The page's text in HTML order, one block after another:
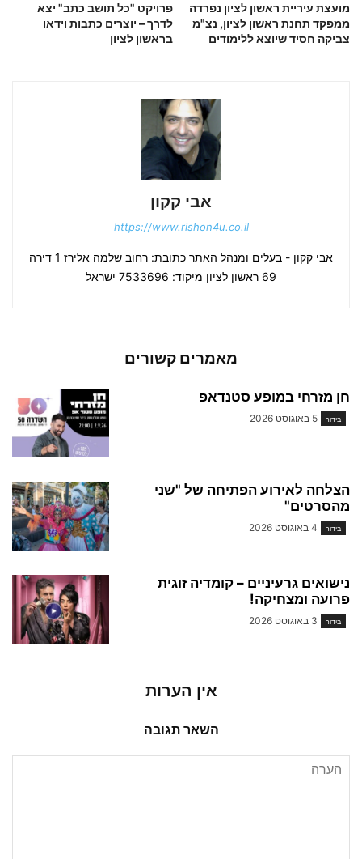
פרויקט "כל תושב כתב" יצא
לדרך – יוצרים כתבות וידאו
בראשון לציון
מועצת עיריית ראשון לציון נפרדה
ממפקד תחנת ראשון לציון, נצ"מ
צביקה חסיד שיוצא ללימודים
אבי קקון
https://www.rishon4u.co.il
אבי קקון - בעלים ומנהל האתר כתובת: רחוב שלמה אלירז 1 דירה
69 ראשון לציון מיקוד: 7533696 ישראל
מאמרים קשורים
חן מזרחי במופע סטנדאפ
בידור 5 באוגוסט 2026
הצלחה לאירוע הפתיחה של "שני
מהסרטים"
בידור 4 באוגוסט 2026
נישואים גרעיניים – קומדיה זוגית
פרועה ומצחיקה!
בידור 3 באוגוסט 2026
אין הערות
השאר תגובה